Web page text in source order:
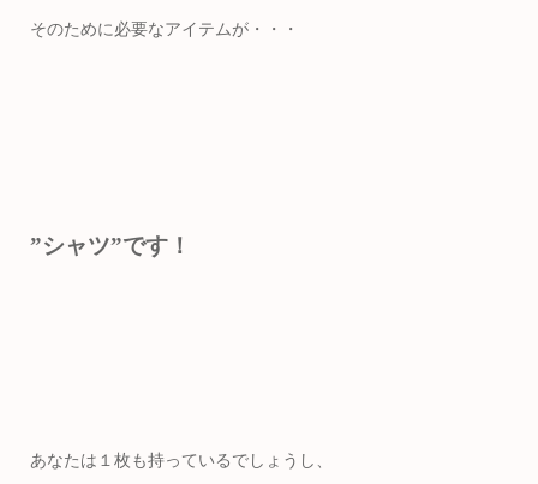
そのために必要なアイテムが・・・
”シャツ”です！
あなたは１枚も持っているでしょうし、